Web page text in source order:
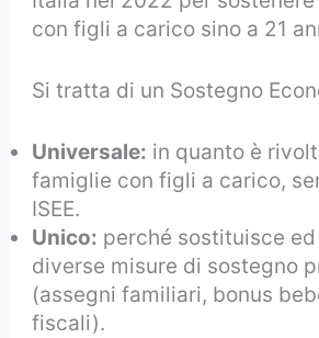
con figli a carico sino a 21
Si tratta di un Sostegno
Universale: in quanto è
famiglie con figli a carico,
ISEE.
Unico: perché sostituisce
diverse misure di sostegno
(assegni familiari, bonus
fiscali).